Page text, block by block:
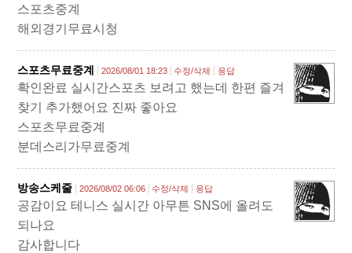
스포츠중계
해외경기무료시청
스포츠무료중계 2026/08/01 18:23 수정/삭제 응답
확인완료 실시간스포츠 보려고 했는데 한편 즐겨
찾기 추가했어요 진짜 좋아요
스포츠무료중계
분데스리가무료중계
방송스케줄 2026/08/02 06:06 수정/삭제 응답
공감이요 테니스 실시간 아무튼 SNS에 올려도
되나요
감사합니다